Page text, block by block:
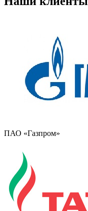
ПАО «Газпром»